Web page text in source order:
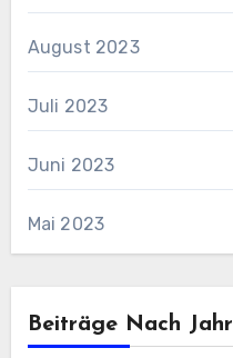
August 2023
Juli 2023
Juni 2023
Mai 2023
Beiträge Nach Jahr